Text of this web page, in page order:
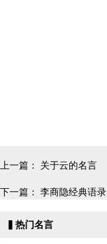
上一篇： 关于云的名言
下一篇： 李商隐经典语录
▍热门名言